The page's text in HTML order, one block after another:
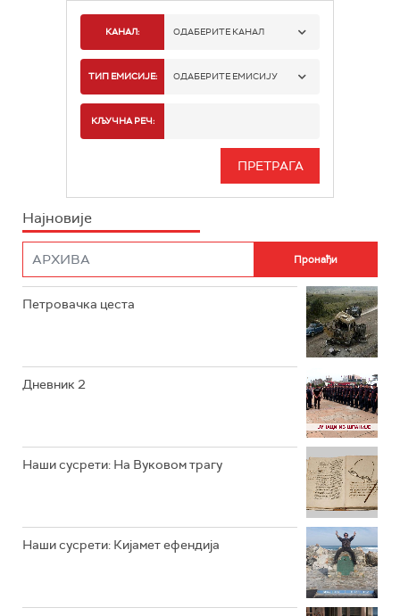
КАНАЛ: ОДАБЕРИТЕ КАНАЛ
РТС 1
РТС 3
ТИП ЕМИСИЈЕ: ОДАБЕРИТЕ ЕМИСИЈУ
ИНФО
КЉУЧНА РЕЧ:
Најновије
Петровачка цеста
Дневник 2
Наши сусрети: На Вуковом трагу
Наши сусрети: Кијамет ефендија